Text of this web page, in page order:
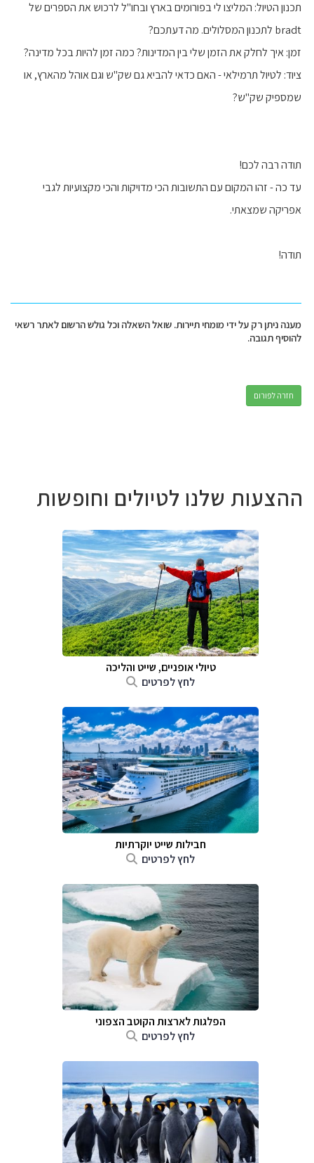
תכנון הטיול: המליצו לי בפורומים בארץ ובחו"ל לרכוש את הספרים של
bradt לתכנון המסלולים. מה דעתכם?
זמן: איך לחלק את הזמן שלי בין המדינות? כמה זמן להיות בכל מדינה?
ציוד: לטיול תרמילאי - האם כדאי להביא גם שק"ש וגם אוהל מהארץ, או
שמספיק שק"ש?
תודה רבה לכם!
עד כה - זהו המקום עם התשובות הכי מדויקות והכי מקצועיות לגבי
אפריקה שמצאתי.
תודה!
מענה ניתן רק על ידי מומחי תיירות. שואל השאלה וכל גולש הרשום לאתר רשאי
להוסיף תגובה.
חזרה לפורום
ההצעות שלנו לטיולים וחופשות
טיולי אופניים, שייט והליכה
לחץ לפרטים
חבילות שייט יוקרתיות
לחץ לפרטים
הפלגות לארצות הקוטב הצפוני
לחץ לפרטים